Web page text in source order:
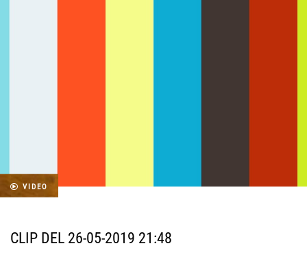
VIDEO
CLIP DEL 26-05-2019 21:48